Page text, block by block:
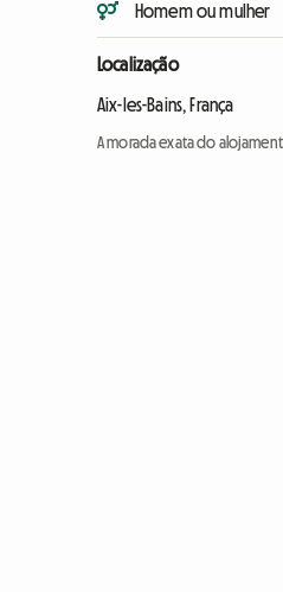
Homem ou mulher
Localização
Aix-les-Bains, França
A morada exata do